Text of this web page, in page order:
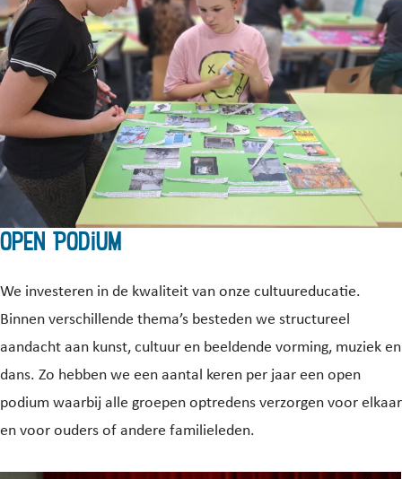
Open Podium
We investeren in de kwaliteit van onze cultuureducatie.
Binnen verschillende thema’s besteden we structureel
aandacht aan kunst, cultuur en beeldende vorming, muziek en
dans. Zo hebben we een aantal keren per jaar een open
podium waarbij alle groepen optredens verzorgen voor elkaar
en voor ouders of andere familieleden.